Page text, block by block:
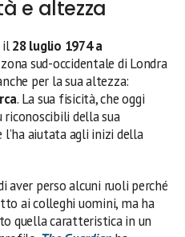
e altezza
il28 luglio 1974 a
sud-occidentale di Londra
per la sua altezza:
. La sua fisicità, che oggi
della sua
l’ha aiutata agli inizi della
aver perso alcuni ruoli perché
ai colleghi uomini, ma ha
quella caratteristica in un